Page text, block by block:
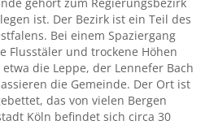
gehört zum Regierungsbezirk
ist. Der Bezirk ist ein Teil des
Bei einem Spaziergang
Flusstäler und trockene Höhen
die Leppe, der Lennefer Bach
die Gemeinde. Der Ort ist
das von vielen Bergen
Köln befindet sich circa 30